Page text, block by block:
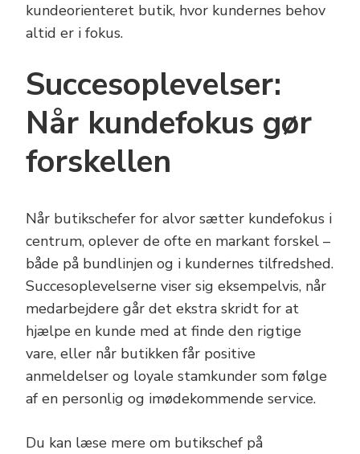
kundeorienteret butik, hvor kundernes behov
altid er i fokus.
Succesoplevelser:
Når kundefokus gør
forskellen
Når butikschefer for alvor sætter kundefokus i
centrum, oplever de ofte en markant forskel –
både på bundlinjen og i kundernes tilfredshed.
Succesoplevelserne viser sig eksempelvis, når
medarbejdere går det ekstra skridt for at
hjælpe en kunde med at finde den rigtige
vare, eller når butikken får positive
anmeldelser og loyale stamkunder som følge
af en personlig og imødekommende service.
Du kan læse mere om butikschef på